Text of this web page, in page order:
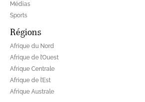
Médias
Sports
Régions
Afrique du Nord
Afrique de l’Ouest
Afrique Centrale
Afrique de l’Est
Afrique Australe